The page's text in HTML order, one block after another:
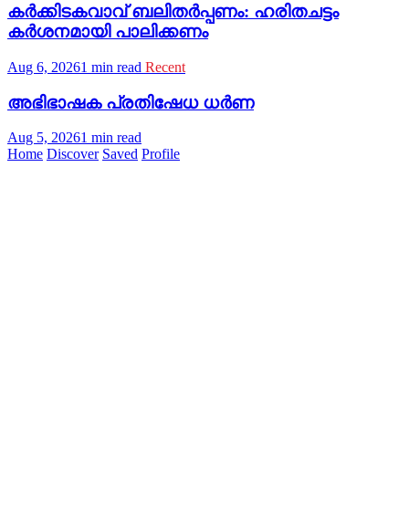
കര്‍ക്കിടകവാവ് ബലിതര്‍പ്പണം: ഹരിതചട്ടം
കര്‍ശനമായി പാലിക്കണം
Aug 6, 20261 min read Recent
അഭിഭാഷക പ്രതിഷേധ ധർണ
Aug 5, 20261 min read
Home Discover Saved Profile